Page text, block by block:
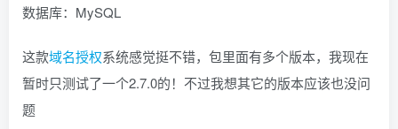
数据库：MySQL
这款域名授权系统感觉挺不错，包里面有多个版本，我现在
暂时只测试了一个2.7.0的！不过我想其它的版本应该也没问
题